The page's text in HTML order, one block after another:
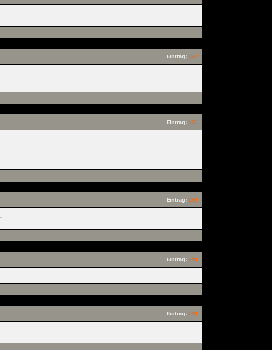
Eintrag: 152
Eintrag: 151
Eintrag: 150
Eintrag: 149
Eintrag: 148